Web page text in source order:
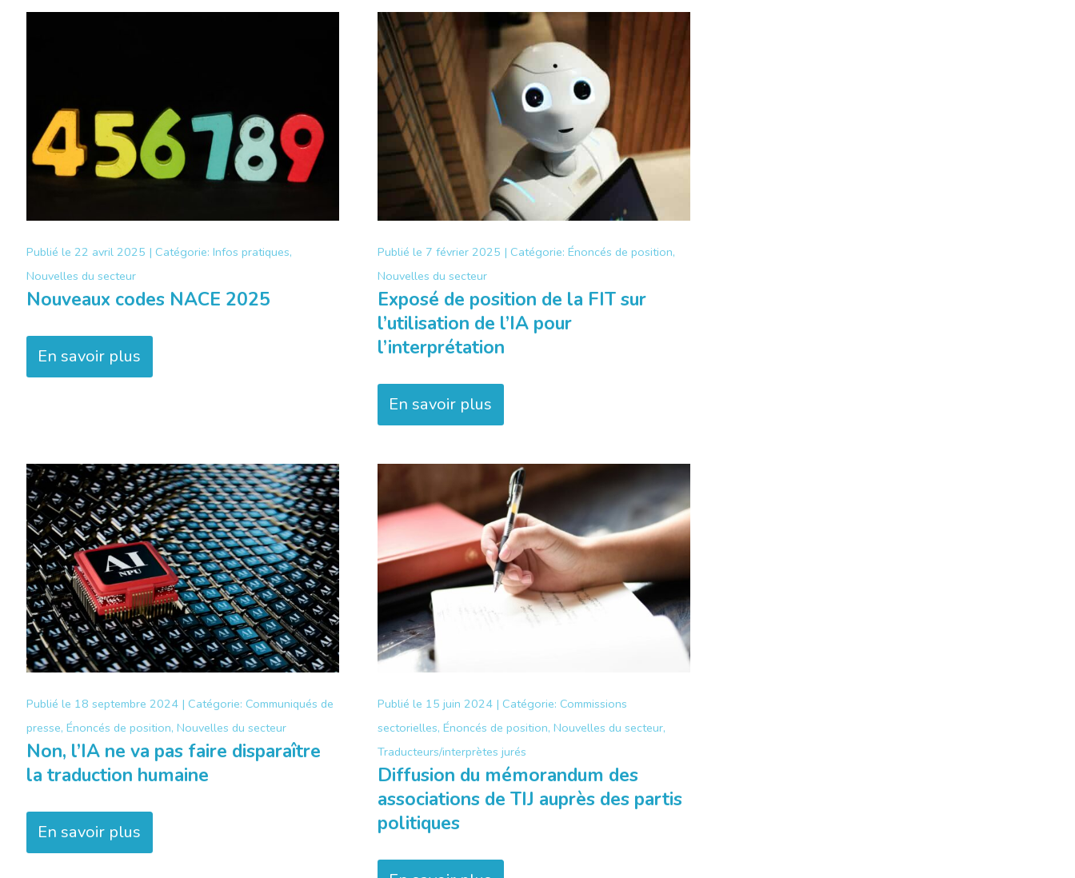
Publié le 22 avril 2025 | Catégorie: Infos pratiques,
Nouvelles du secteur
Nouveaux codes NACE 2025
En savoir plus
Publié le 7 février 2025 | Catégorie: Énoncés de position,
Nouvelles du secteur
Exposé de position de la FIT sur
l’utilisation de l’IA pour
l’interprétation
En savoir plus
Publié le 18 septembre 2024 | Catégorie: Communiqués de
presse, Énoncés de position, Nouvelles du secteur
Non, l’IA ne va pas faire disparaître
la traduction humaine
En savoir plus
Publié le 15 juin 2024 | Catégorie: Commissions
sectorielles, Énoncés de position, Nouvelles du secteur,
Traducteurs/interprètes jurés
Diffusion du mémorandum des
associations de TIJ auprès des partis
politiques